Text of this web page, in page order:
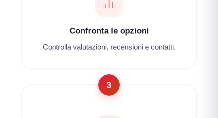
Confronta le opzioni
Controlla valutazioni, recensioni e contatti.
3